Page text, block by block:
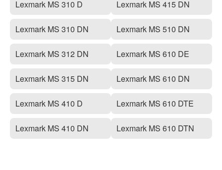
Lexmark MS 310 D
Lexmark MS 310 DN
Lexmark MS 312 DN
Lexmark MS 315 DN
Lexmark MS 410 D
Lexmark MS 410 DN
Lexmark MS 415 DN
Lexmark MS 510 DN
Lexmark MS 610 DE
Lexmark MS 610 DN
Lexmark MS 610 DTE
Lexmark MS 610 DTN